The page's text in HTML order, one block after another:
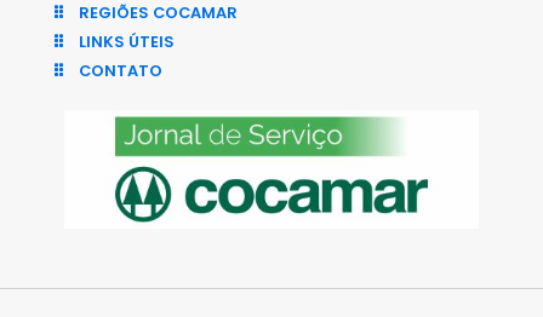
REGIÕES COCAMAR
LINKS ÚTEIS
CONTATO